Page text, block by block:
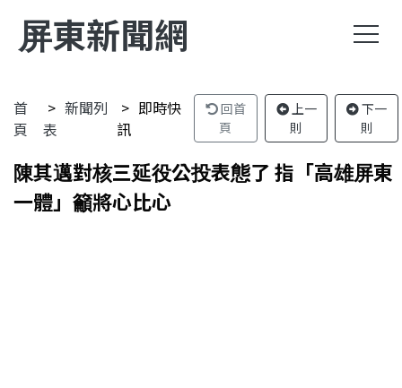
屏東新聞網
首
頁
新聞列
表
即時快
訊
回首
頁
上一
則
下一
則
陳其邁對核三延役公投表態了 指「高雄屏東
一體」籲將心比心